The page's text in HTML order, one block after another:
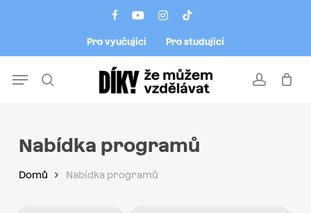
facebookyoutubeinstagram
tiktok
Pro vyučující Pro studující
account
Menu
Nabídka programů
Domů Nabídka programů